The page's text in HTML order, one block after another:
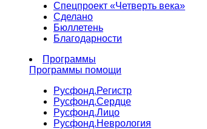
Спецпроект «Четверть века»
Сделано
Бюллетень
Благодарности
Программы
Программы помощи
Русфонд.Регистр
Русфонд.Сердце
Русфонд.Лицо
Русфонд.Неврология